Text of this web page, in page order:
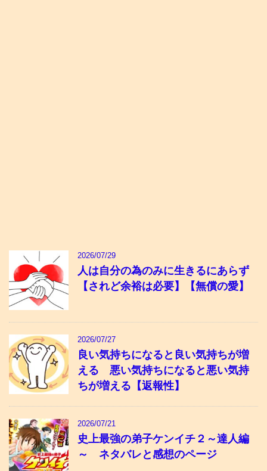
2026/07/29
人は自分の為のみに生きるにあらず
【されど余裕は必要】【無償の愛】
2026/07/27
良い気持ちになると良い気持ちが増
える 悪い気持ちになると悪い気持
ちが増える【返報性】
2026/07/21
史上最強の弟子ケンイチ２～達人編
～ ネタバレと感想のページ